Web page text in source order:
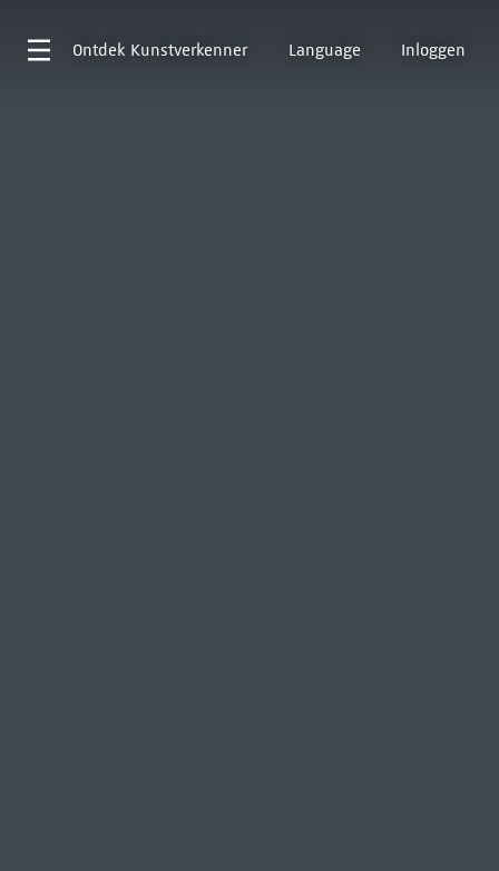
Ontdek Kunstverkenner Language Inloggen